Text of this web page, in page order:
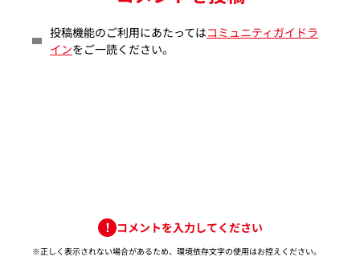
投稿機能のご利用にあたってはコミュニティガイドラ
インをご一読ください。
コメントを入力してください
※正しく表示されない場合があるため、環境依存文字の使用はお控えください。​